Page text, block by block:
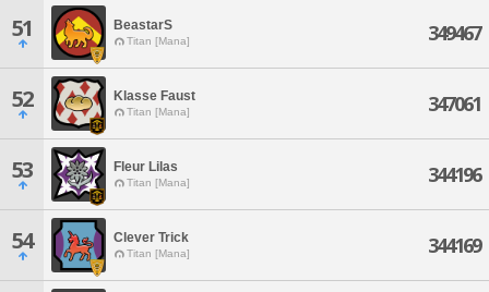
51 BeastarS
Titan [Mana] 349467
52 Klasse Faust
Titan [Mana] 347061
53 Fleur Lilas
Titan [Mana] 344196
54 Clever Trick
Titan [Mana] 344169